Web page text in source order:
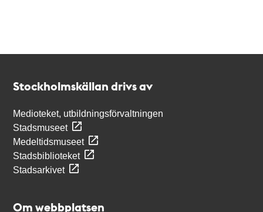
Stockholmskällan drivs av
Medioteket, utbildningsförvaltningen
Stadsmuseet
Medeltidsmuseet
Stadsbiblioteket
Stadsarkivet
Om webbplatsen